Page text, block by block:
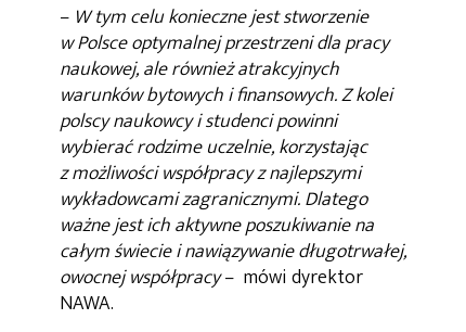
– W tym celu konieczne jest stworzenie
w Polsce optymalnej przestrzeni dla pracy
naukowej, ale również atrakcyjnych
warunków bytowych i finansowych. Z kolei
polscy naukowcy i studenci powinni
wybierać rodzime uczelnie, korzystając
z możliwości współpracy z najlepszymi
wykładowcami zagranicznymi. Dlatego
ważne jest ich aktywne poszukiwanie na
całym świecie i nawiązywanie długotrwałej,
owocnej współpracy– mówi dyrektor
NAWA.